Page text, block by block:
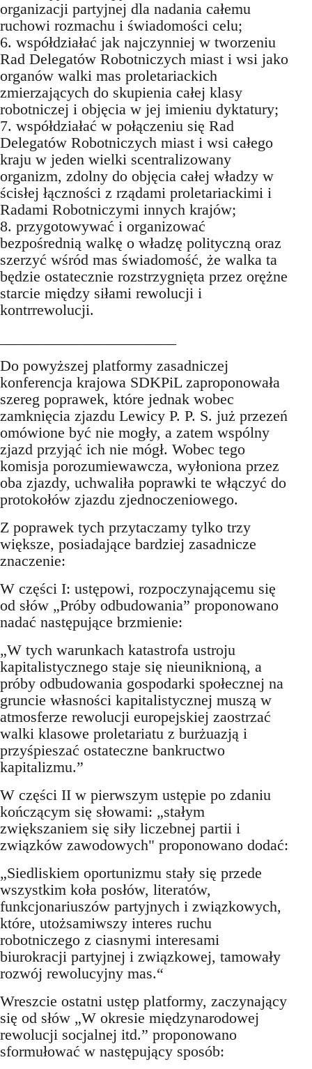
organizacji partyjnej dla nadania całemu
ruchowi rozmachu i świadomości celu;
6. współdziałać jak najczynniej w tworzeniu
Rad Delegatów Robotniczych miast i wsi jako
organów walki mas proletariackich
zmierzających do skupienia całej klasy
robotniczej i objęcia w jej imieniu dyktatury;
7. współdziałać w połączeniu się Rad
Delegatów Robotniczych miast i wsi całego
kraju w jeden wielki scentralizowany
organizm, zdolny do objęcia całej władzy w
ścisłej łączności z rządami proletariackimi i
Radami Robotniczymi innych krajów;
8. przygotowywać i organizować
bezpośrednią walkę o władzę polityczną oraz
szerzyć wśród mas świadomość, że walka ta
będzie ostatecznie rozstrzygnięta przez orężne
starcie między siłami rewolucji i
kontrrewolucji.
Do powyższej platformy zasadniczej
konferencja krajowa SDKPiL zaproponowała
szereg poprawek, które jednak wobec
zamknięcia zjazdu Lewicy P. P. S. już przezeń
omówione być nie mogły, a zatem wspólny
zjazd przyjąć ich nie mógł. Wobec tego
komisja porozumiewawcza, wyłoniona przez
oba zjazdy, uchwaliła poprawki te włączyć do
protokołów zjazdu zjednoczeniowego.
Z poprawek tych przytaczamy tylko trzy
większe, posiadające bardziej zasadnicze
znaczenie:
W części I: ustępowi, rozpoczynającemu się
od słów „Próby odbudowania” proponowano
nadać następujące brzmienie:
„W tych warunkach katastrofa ustroju
kapitalistycznego staje się nieuniknioną, a
próby odbudowania gospodarki społecznej na
gruncie własności kapitalistycznej muszą w
atmosferze rewolucji europejskiej zaostrzać
walki klasowe proletariatu z burżuazją i
przyśpieszać ostateczne bankructwo
kapitalizmu.”
W części II w pierwszym ustępie po zdaniu
kończącym się słowami: „stałym
zwiększaniem się siły liczebnej partii i
związków zawodowych" proponowano dodać:
„Siedliskiem oportunizmu stały się przede
wszystkim koła posłów, literatów,
funkcjonariuszów partyjnych i związkowych,
które, utożsamiwszy interes ruchu
robotniczego z ciasnymi interesami
biurokracji partyjnej i związkowej, tamowały
rozwój rewolucyjny mas.“
Wreszcie ostatni ustęp platformy, zaczynający
się od słów „W okresie międzynarodowej
rewolucji socjalnej itd.” proponowano
sformułować w następujący sposób: